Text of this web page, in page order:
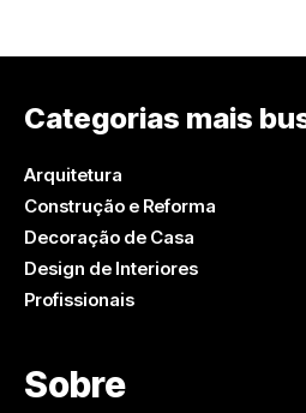
Categorias mais
Arquitetura
Construção e Reforma
Decoração de Casa
Design de Interiores
Profissionais
Sobre